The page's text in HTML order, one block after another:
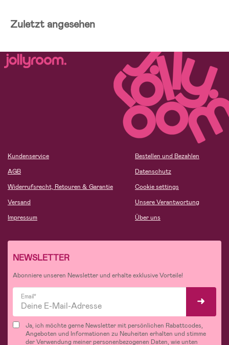
Zuletzt angesehen
Kundenservice
AGB
Widerrufsrecht, Retouren & Garantie
Versand
Impressum
Bestellen und Bezahlen
Datenschutz
Cookie settings
Unsere Verantwortung
Über uns
NEWSLETTER
Abonniere unseren Newsletter und erhalte exklusive Vorteile!
Email*
Ja, ich möchte gerne Newsletter mit persönlichen Rabattcodes,
Angeboten und Informationen zu Neuheiten erhalten und stimme
der Verwendung meiner personenbezogenen Daten, wie unten